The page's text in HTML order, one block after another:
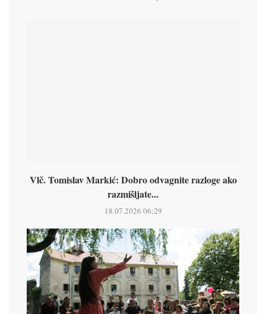
Vlč. Tomislav Markić: Dobro odvagnite razloge ako
razmišljate...
18.07.2026 06:29